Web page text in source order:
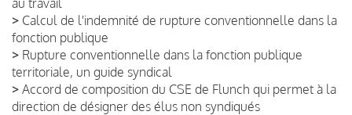
> Calcul de l'indemnité de rupture conventionnelle dans la
fonction publique
> Rupture conventionnelle dans la fonction publique
territoriale, un guide syndical
> Accord de composition du CSE de Flunch qui permet à la
direction de désigner des élus non syndiqués